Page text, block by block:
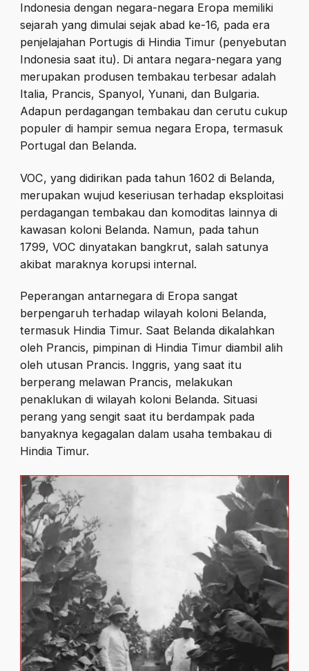
Indonesia dengan negara-negara Eropa memiliki
sejarah yang dimulai sejak abad ke-16, pada era
penjelajahan Portugis di Hindia Timur (penyebutan
Indonesia saat itu). Di antara negara-negara yang
merupakan produsen tembakau terbesar adalah
Italia, Prancis, Spanyol, Yunani, dan Bulgaria.
Adapun perdagangan tembakau dan cerutu cukup
populer di hampir semua negara Eropa, termasuk
Portugal dan Belanda.
VOC, yang didirikan pada tahun 1602 di Belanda,
merupakan wujud keseriusan terhadap eksploitasi
perdagangan tembakau dan komoditas lainnya di
kawasan koloni Belanda. Namun, pada tahun
1799, VOC dinyatakan bangkrut, salah satunya
akibat maraknya korupsi internal.
Peperangan antarnegara di Eropa sangat
berpengaruh terhadap wilayah koloni Belanda,
termasuk Hindia Timur. Saat Belanda dikalahkan
oleh Prancis, pimpinan di Hindia Timur diambil alih
oleh utusan Prancis. Inggris, yang saat itu
berperang melawan Prancis, melakukan
penaklukan di wilayah koloni Belanda. Situasi
perang yang sengit saat itu berdampak pada
banyaknya kegagalan dalam usaha tembakau di
Hindia Timur.